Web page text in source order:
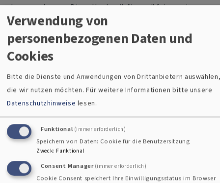
und segnen lassen. Diese Hochzeit "to go" feiern wir am
26.6.2026 auch in Amberg und Vohenstrauß.
Andreas und Andreas haben in Amberg "Ja" zueinander
gesagt und Gottes Segen zugesprochen bekommen. Unsere
Überzeugung: Liebe ist ein Geschenk Gottes.
Pfarramt vor
Ort finden
Mehr zum
Verwendung von
personenbezogenen Daten und
Cookies
Bitte die Dienste und Anwendungen von Drittanbietern
die wir nutzen möchten.Für weitere Informationen bitte unsere
Datenschutzhinweise lesen.
Funktional (immer erforderlich)
Speichern von Daten: Cookie für die Benutzersitzung
Zweck: Funktional
Consent Manager (immer erforderlich)
Cookie Consent speichert Ihre Einwilligungsstatus im Browser